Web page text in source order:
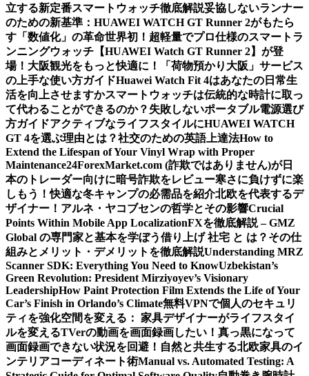
立する新定番スマートウォッチ徹底解説妥協しないランナー
のための新基準：HUAWEI WATCH GT Runner 2がもたら
す「数値化」の革命世界初！超軽量でプロ仕様のスマートラ
ンニングウォッチ【HUAWEI Watch GT Runner 2】が登
場！ 大阪観光をもっと快適に！「荷物預かり大阪」サービス
の上手な使い方ガイドHuawei Watch Fit 4はあなたの日常生
活を向上させますかスマートウォッチは伝統的な時計に取っ
て代わることができるのか？ 失敗しないポータブル電源選び
方ガイドアクティブなライフスタイルにHUAWEI WATCH
GT 4を選ぶ理由とは？社交のための英語上達法How to
Extend the Lifespan of Your Vinyl Wrap with Proper
Maintenance24ForexMarket.com (詐欺ではありません)が日
本のトレーダー向けに暗号詐欺をレビュー寒さに負けずに楽
しもう！快適な冬キャンプの必需品を紹介北欧を代表するデ
ザイナー！アルネ・ヤコブセンの哲学とその影響Crucial
Points Within Mobile App LocalizationFXを徹底解説 – GMZ
Global の専門家と基本を学ぼう借り上げ 社宅 と は？その仕
組みとメリット・デメリットを徹底解説Understanding MRZ
Scanner SDK: Everything You Need to KnowUzbekistan’s
Green Revolution: President Mirziyoyev’s Visionary
LeadershipHow Paint Protection Film Extends the Life of Your
Car’s Finish in Orlando’s Climate無料VPNで個人のセキュリ
ティを強化空間を変える： 家具デザイナーがライフスタイ
ルを変えるTVerの動画を画面録画したい！真っ黒になって
画面録画できない状況を回避！ 自然と共生する北欧家具のイ
ンテリアコーディネート術Manual vs. Automated Testing: A